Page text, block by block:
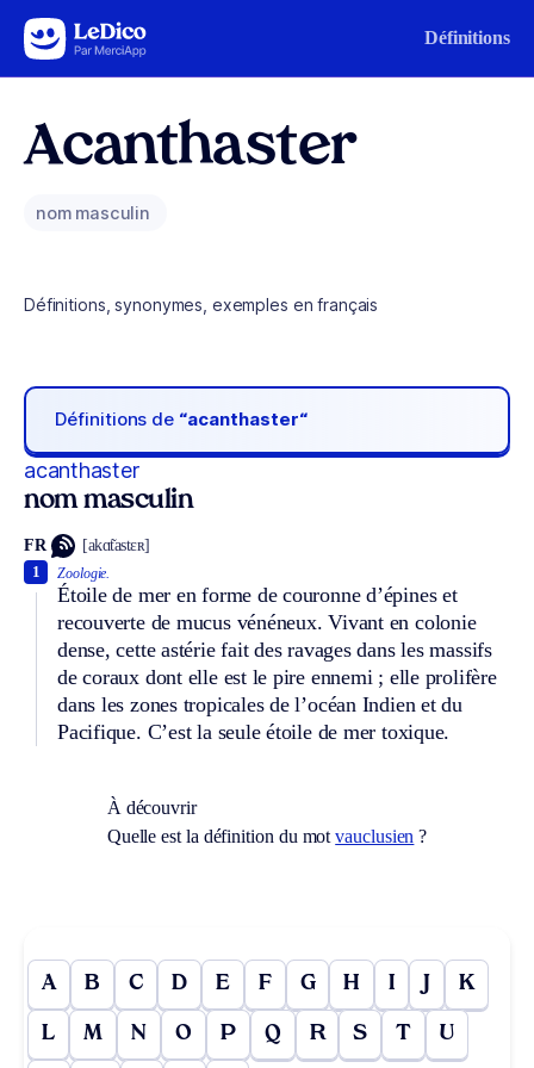
Aller au contenu Définitions
Acanthaster
nom masculin
Définitions, synonymes, exemples en français
Définitions de “acanthaster“
acanthaster
nom masculin
FR [akɑ̃tastɛʀ]
Zoologie.
Étoile de mer en forme de couronne d’épines et
recouverte de mucus vénéneux. Vivant en colonie
dense, cette astérie fait des ravages dans les massifs
de coraux dont elle est le pire ennemi ; elle prolifère
dans les zones tropicales de l’océan Indien et du
Pacifique. C’est la seule étoile de mer toxique.
1
À découvrir
Quelle est la définition du motvauclusien ?
A B C D E F G H I J K
L M N O P Q R S T U